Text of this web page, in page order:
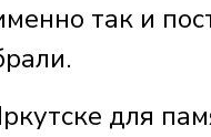
так и
для